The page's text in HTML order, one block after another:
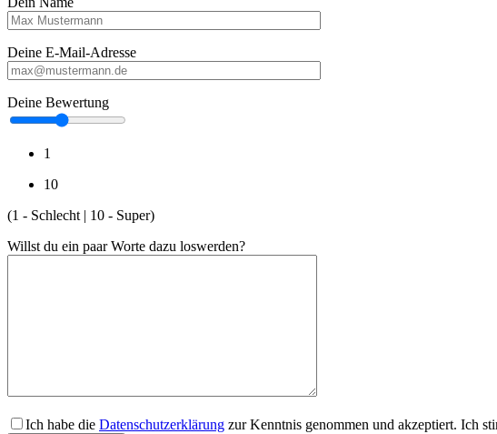
Deine E-Mail-Adresse
Deine Bewertung
1
10
(1 - Schlecht | 10 - Super)
Willst du ein paar Worte dazu loswerden?
Ich habe die Datenschutzerklärung zur Kenntnis genommen und akzeptiert. Ich